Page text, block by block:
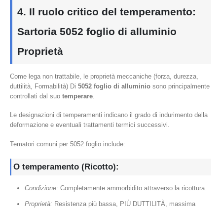
4. Il ruolo critico del temperamento:
Sartoria 5052 foglio di alluminio
Proprietà
Come lega non trattabile, le proprietà meccaniche (forza, durezza,
duttilità, Formabilità) Di 5052 foglio di alluminio sono principalmente
controllati dal suo temperare
Le designazioni di temperamenti indicano il grado di indurimento della
deformazione e eventuali trattamenti termici successivi.
Tematori comuni per 5052 foglio include:
O temperamento (Ricotto):
Condizione: Completamente ammorbidito attraverso la ricottura.
Proprietà: Resistenza più bassa, PIÙ DUTTILITÀ, massima